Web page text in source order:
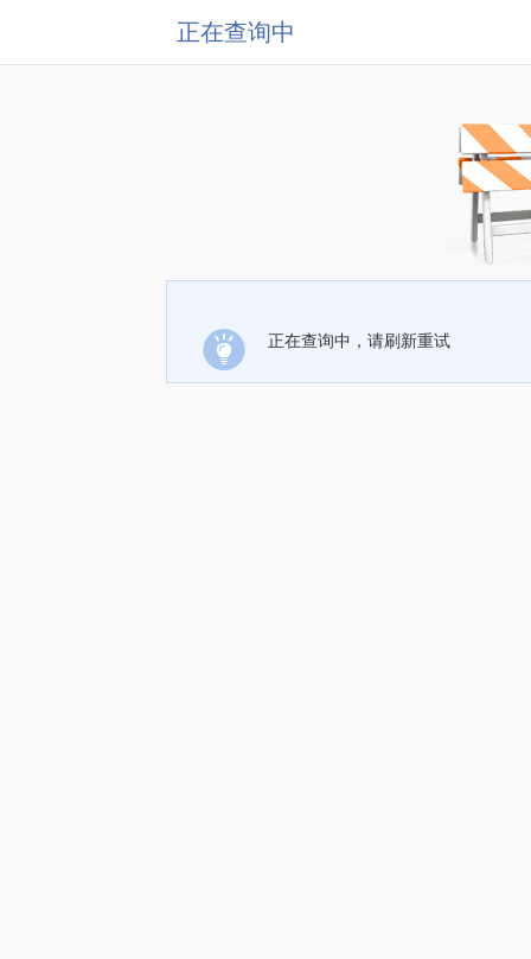
正在查询中
正在查询中，请刷新重试